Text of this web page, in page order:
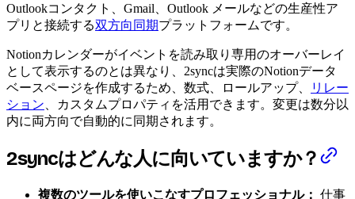
Outlookコンタクト、Gmail、Outlook メールなどの生産性ア
プリと接続する双方向同期プラットフォームです。
Notionカレンダーがイベントを読み取り専用のオーバーレイ
として表示するのとは異なり、2syncは実際のNotionデータ
ベースページを作成するため、数式、ロールアップ、
リレー
ション 、カスタムプロパティを活用できます。変更は数分以
内に両方向で自動的に同期されます。
2syncはどんな人に向いていますか？
複数のツールを使いこなすプロフェッショナル： 仕事